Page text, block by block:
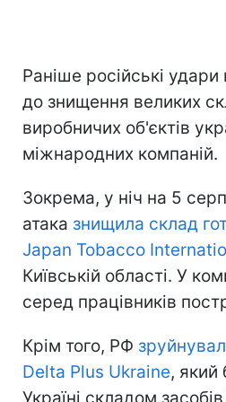
Раніше російські
до знищення великих
виробничих об'єктів
міжнародних компаній.
Зокрема, у ніч на 5
атака знищила склад
Japan Tobacco
Київській області. У
серед працівників
Крім того, РФ
Delta Plus Ukraine, який
Україні складом